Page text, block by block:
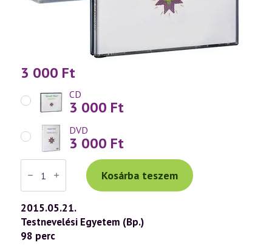
3 000 Ft
CD
3 000 Ft
DVD
3 000 Ft
Váradi
Tibor
előadás
(707)
—
Pünkösd
misztériuma
(2015.05.21.)
mennyiség
Kosárba teszem
2015.05.21.
Testnevelési Egyetem (Bp.)
98 perc